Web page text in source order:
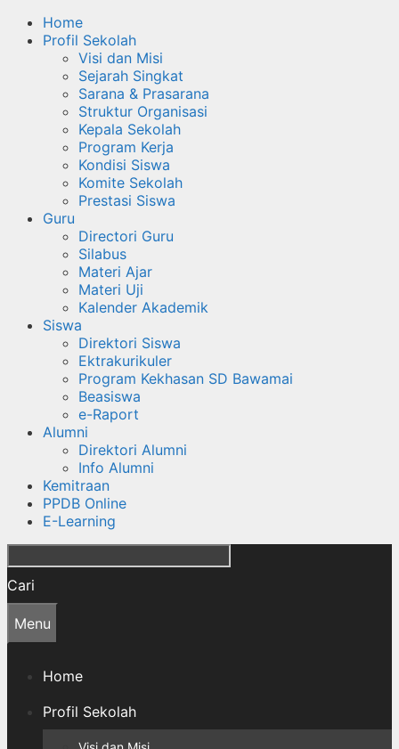
Home
Profil Sekolah
Visi dan Misi
Sejarah Singkat
Sarana & Prasarana
Struktur Organisasi
Kepala Sekolah
Program Kerja
Kondisi Siswa
Komite Sekolah
Prestasi Siswa
Guru
Directori Guru
Silabus
Materi Ajar
Materi Uji
Kalender Akademik
Siswa
Direktori Siswa
Ektrakurikuler
Program Kekhasan SD Bawamai
Beasiswa
e-Raport
Alumni
Direktori Alumni
Info Alumni
Kemitraan
PPDB Online
E-Learning
Cari
Menu
Home
Profil Sekolah